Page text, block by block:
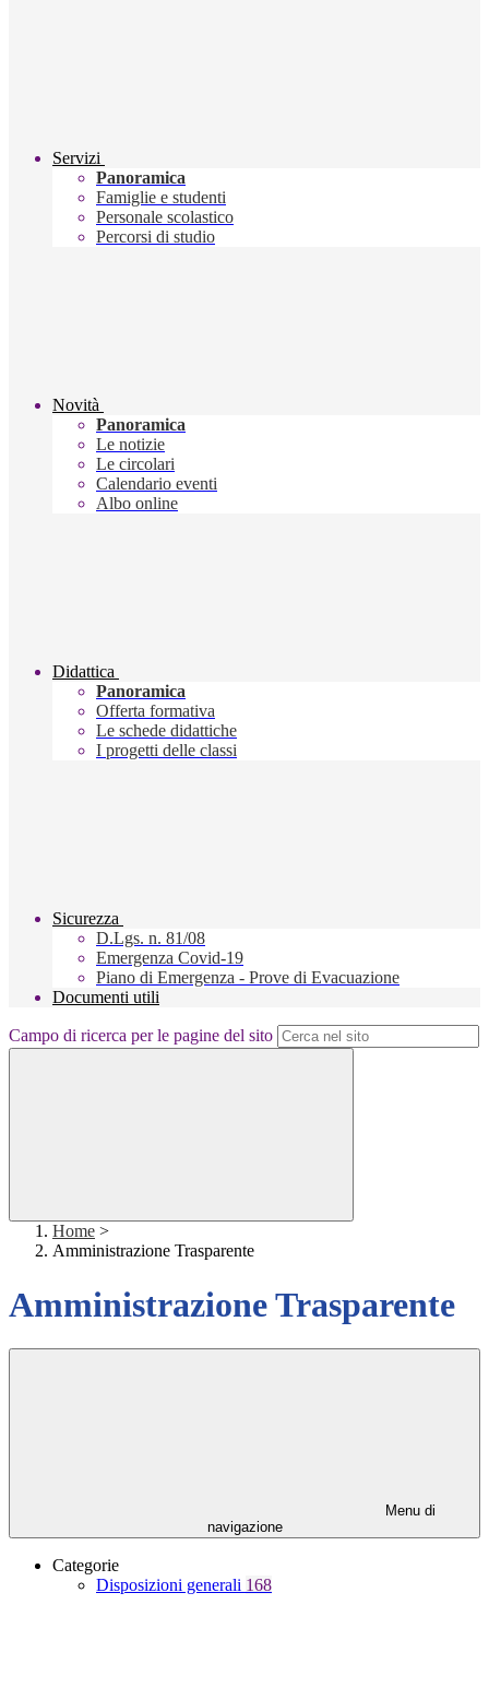
Servizi
Panoramica
Famiglie e studenti
Personale scolastico
Percorsi di studio
Novità
Panoramica
Le notizie
Le circolari
Calendario eventi
Albo online
Didattica
Panoramica
Offerta formativa
Le schede didattiche
I progetti delle classi
Sicurezza
D.Lgs. n. 81/08
Emergenza Covid-19
Piano di Emergenza - Prove di Evacuazione
Documenti utili
Campo di ricerca per le pagine del sito
Home >
Amministrazione Trasparente
Amministrazione Trasparente
Menu di
navigazione
Categorie
Disposizioni generali 168